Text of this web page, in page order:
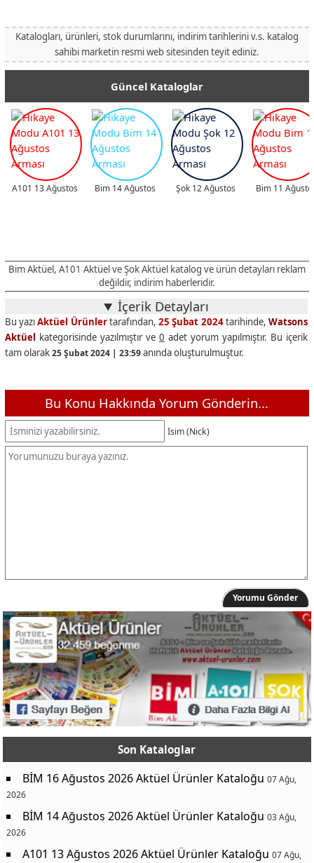
Katalogları, ürünleri, stok durumlarını, indirim tarihlerini v.s. katalog
sahibi marketin resmi web sitesinden teyit ediniz.
Güncel Kataloglar
A101 13 Ağustos Bim 14 Ağustos Şok 12 Ağustos Bim 11
Bim Aktüel, A101 Aktüel ve Şok Aktüel katalog ve ürün detayları reklam
değildir, indirim haberleridir.
İçerik Detayları
Bu yazıAktüel Ürünlertarafından,25 Şubat 2024tarihinde,Watsons
Aktüel kategorisinde yazılmıştır ve 0 adet yorum yapılmıştır. Bu içerik
tam olarak25 Şubat 2024 | 23:59anında oluşturulmuştur.
Bu Konu Hakkında Yorum Gönderin...
İsim (Nick)
Yorumu Gönder
Son Kataloglar
BİM 16 Ağustos 2026 Aktüel Ürünler Kataloğu 07 Ağu,
2026
BİM 14 Ağustos 2026 Aktüel Ürünler Kataloğu 03 Ağu,
2026
A101 13 Ağustos 2026 Aktüel Ürünler Kataloğu 07 Ağu,